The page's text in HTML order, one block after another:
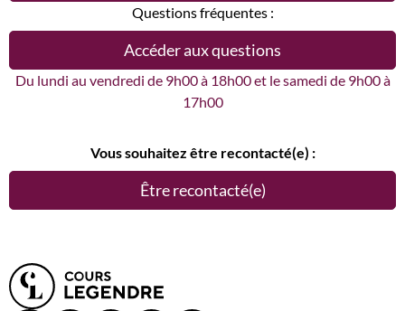
Questions fréquentes :
Accéder aux questions
Du lundi au vendredi de 9h00 à 18h00 et le samedi de 9h00 à
17h00
Vous souhaitez être recontacté(e) :
Être recontacté(e)